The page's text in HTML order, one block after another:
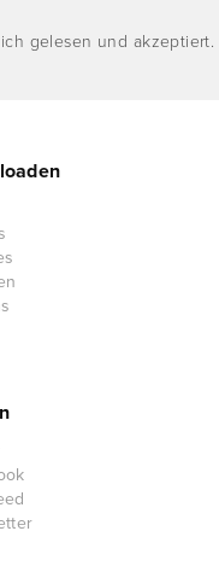
gelesen und akzeptiert.